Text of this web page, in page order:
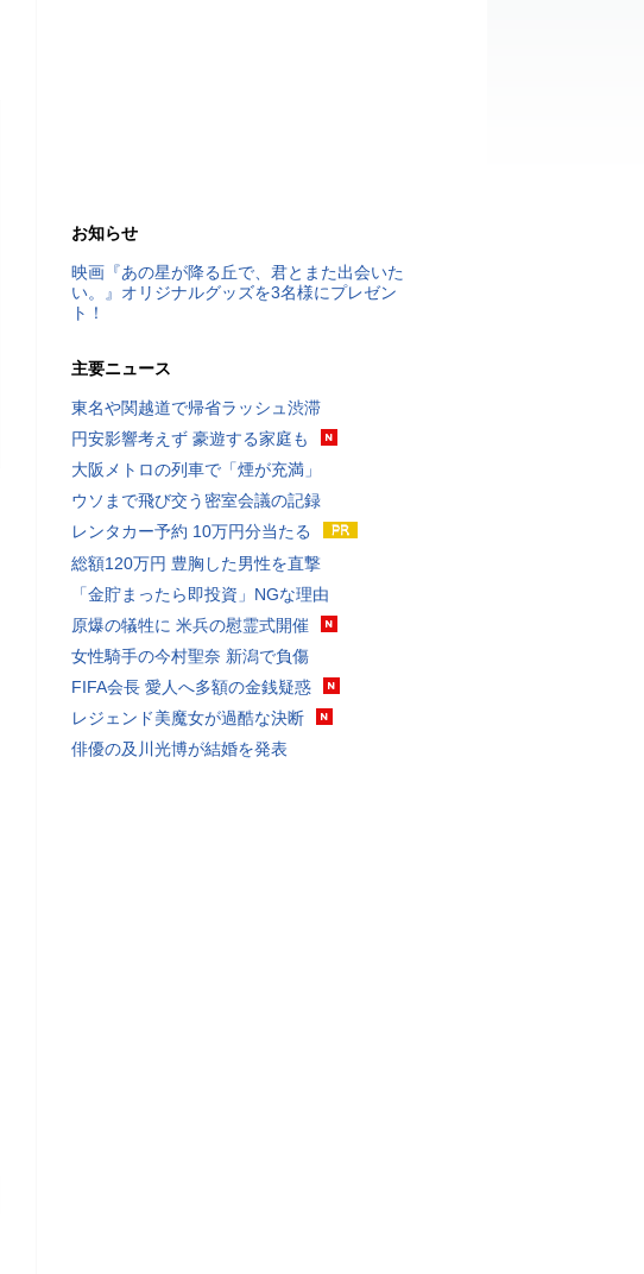
お知らせ
映画『あの星が降る丘で、君とまた出会いた
い。』オリジナルグッズを3名様にプレゼン
ト！
主要ニュース
東名や関越道で帰省ラッシュ渋滞
円安影響考えず 豪遊する家庭も
大阪メトロの列車で「煙が充満」
ウソまで飛び交う密室会議の記録
レンタカー予約 10万円分当たる
総額120万円 豊胸した男性を直撃
「金貯まったら即投資」NGな理由
原爆の犠牲に 米兵の慰霊式開催
女性騎手の今村聖奈 新潟で負傷
FIFA会長 愛人へ多額の金銭疑惑
レジェンド美魔女が過酷な決断
俳優の及川光博が結婚を発表